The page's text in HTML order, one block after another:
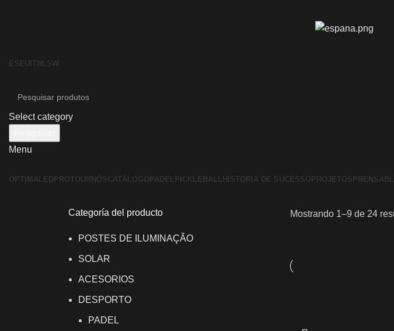
ES EU IT NLSW
Select category
Menu
OPTIMALED PROTOUR NÓSCATÁLOGO PADEL PICKLEBALL HISTORIA DE SUCESSO PROJETOS PRENSA
Categoría del producto
POSTES DE ILUMINAÇÃO
SOLAR
ACESORIOS
DESPORTO
PADEL
Mostrando 1–9 de 24